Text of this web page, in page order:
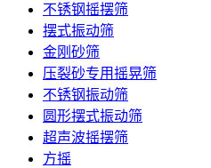
不锈钢摇摆筛
摆式振动筛
金刚砂筛
压裂砂专用摇晃筛
不锈钢振动筛
圆形摆式振动筛
超声波摇摆筛
方摇